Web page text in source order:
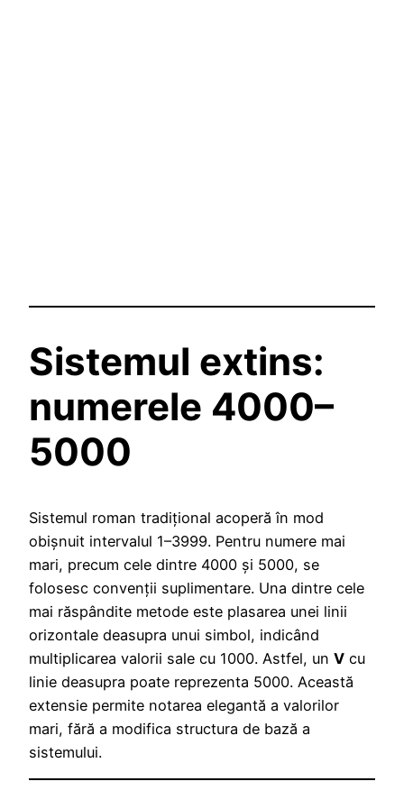
Sistemul extins:
numerele 4000–
5000
Sistemul roman tradițional acoperă în mod
obișnuit intervalul 1–3999. Pentru numere mai
mari, precum cele dintre 4000 și 5000, se
folosesc convenții suplimentare. Una dintre cele
mai răspândite metode este plasarea unei linii
orizontale deasupra unui simbol, indicând
multiplicarea valorii sale cu 1000. Astfel, un V cu
linie deasupra poate reprezenta 5000. Această
extensie permite notarea elegantă a valorilor
mari, fără a modifica structura de bază a
sistemului.